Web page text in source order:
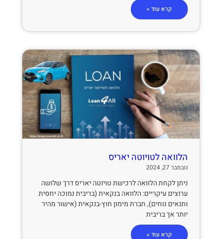
קרא עוד »
הלוואה לטויוטה יאריס
נובמבר 27, 2024
ניתן לקחת הלוואה לרכישת טויוטה יאריס דרך שלושה
ערוצים עיקריים: הלוואה בנקאית (בריבית נמוכה יחסית
ותנאים נוחים), חברת מימון חוץ-בנקאית (אישור מהיר
יותר אך בריבית
קרא עוד »